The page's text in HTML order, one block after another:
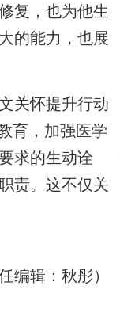
复，也为他生
的能力，也展
关怀提升行动
育，加强医学
求的生动诠
责。这不仅关
编辑：秋彤）